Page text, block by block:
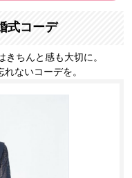
式コーデ
ちんと感も大切に。
ないコーデを。